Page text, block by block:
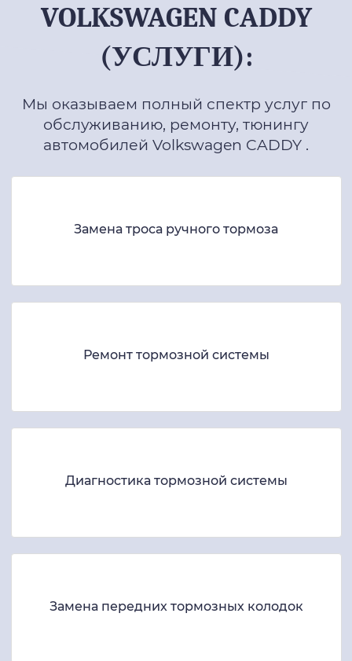
VOLKSWAGEN CADDY
(УСЛУГИ):
Мы оказываем полный спектр услуг по
обслуживанию, ремонту, тюнингу
автомобилей Volkswagen CADDY .
Замена троса ручного тормоза
Ремонт тормозной системы
Диагностика тормозной системы
Замена передних тормозных колодок